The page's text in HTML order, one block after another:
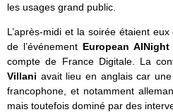
les usages grand public.
L’après-midi et la soirée étaient
de l’événement European AINight
compte de France Digitale. La
Villani avait lieu en anglais car
francophone, et notamment
mais toutefois dominé par des